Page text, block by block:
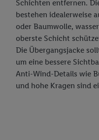
Schichten entfernen.
bestehen idealerweise
oder Baumwolle,
oberste Schicht
Die Übergangsjacke
um eine bessere
Anti-Wind-Details wie
und hohe Kragen sind